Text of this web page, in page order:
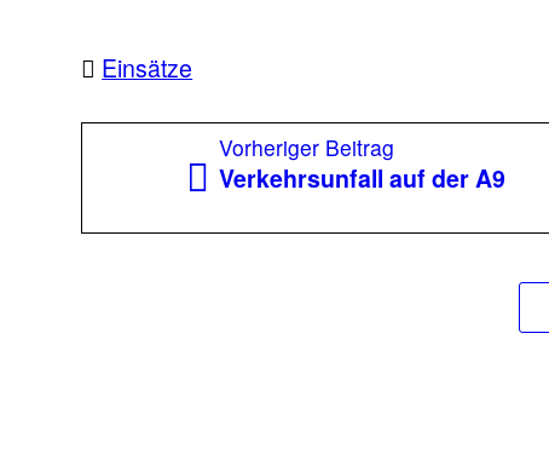
Einsätze
Beitragsnavigation
Vorheriger BeitragVorheriger
Beitrag:
Verkehrsunfall auf der A9